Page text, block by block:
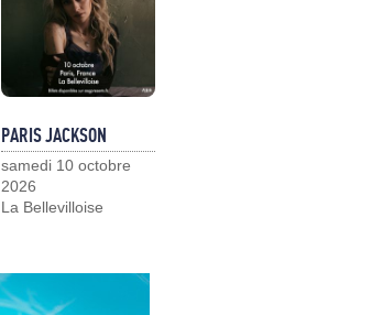
PARIS JACKSON
samedi 10 octobre
2026
La Bellevilloise